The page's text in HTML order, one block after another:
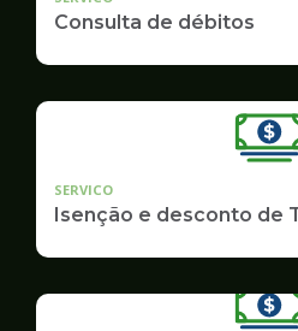
Consulta de débitos
SERVICO
Isenção e desconto de